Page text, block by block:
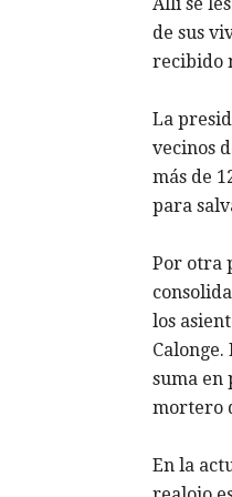
de sus
recibido
La
vecinos
más de
para
Por otra
los
Calonge.
suma en
mortero
En la